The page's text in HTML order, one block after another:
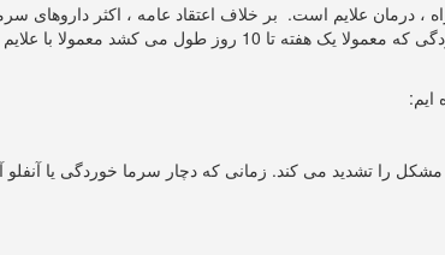
راه ، درمان علایم است. بر خلاف اعتقاد عامه ، اکثر
مصرف شود، برای خانم های باردار بی خطر است.
ایم:
را تشدید می کند. زمانی که دچار سرما خوردگی یا آنفلو